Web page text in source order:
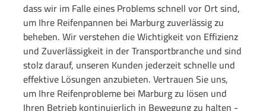
dass wir im Falle eines Problems schnell vor Ort sind,
um Ihre Reifenpannen bei Marburg zuverlässig zu
beheben. Wir verstehen die Wichtigkeit von Effizienz
und Zuverlässigkeit in der Transportbranche und sind
stolz darauf, unseren Kunden jederzeit schnelle und
effektive Lösungen anzubieten. Vertrauen Sie uns,
um Ihre Reifenprobleme bei Marburg zu lösen und
Ihren Betrieb kontinuierlich in Bewegung zu halten -